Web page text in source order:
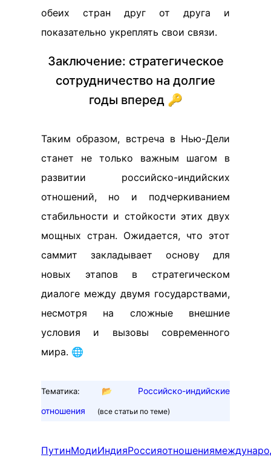
обеих стран друг от друга и
показательно укреплять свои связи.
Заключение: стратегическое
сотрудничество на долгие
годы вперед 🔑
Таким образом, встреча в Нью-Дели
станет не только важным шагом в
развитии российско-индийских
отношений, но и подчеркиванием
стабильности и стойкости этих двух
мощных стран. Ожидается, что этот
саммит закладывает основу для
новых этапов в стратегическом
диалоге между двумя государствами,
несмотря на сложные внешние
условия и вызовы современного
мира. 🌐
Тематика: 📂
Российско-индийские
отношения
(все статьи по теме)
ПутинМодиИндияРоссияотношения